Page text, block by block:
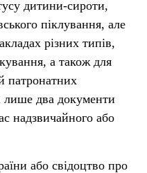
дитини-сироти,
піклування, але
різних типів,
а також для
патронатних
лише два документи
надзвичайного або
або свідоцтво про